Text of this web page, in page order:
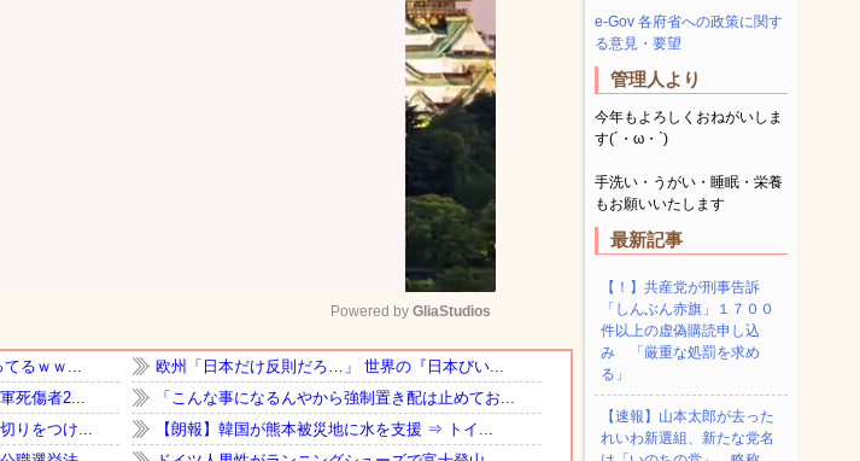
Mute
Powered by GliaStudios
e-Gov 各府省への政策に関す
る意見・要望
管理人より
今年もよろしくおねがいしま
す(´・ω・`)
手洗い・うがい・睡眠・栄養
もお願いいたします
最新記事
【！】共産党が刑事告訴
「しんぶん赤旗」１７００
件以上の虚偽購読申し込
み 「厳重な処罰を求め
る」
【速報】山本太郎が去った
れいわ新選組、新たな党名